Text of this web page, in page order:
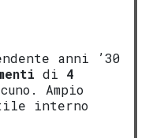
anni ’30
di 4
Ampio
interno